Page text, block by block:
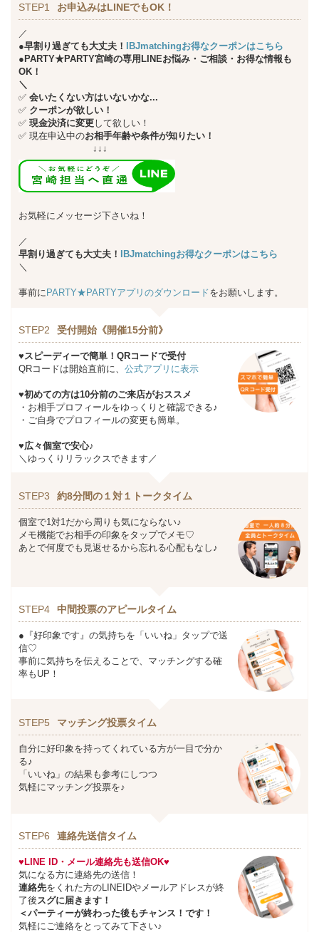
STEP1 お申込みはLINEでもOK！
／
●早割り過ぎても大丈夫！ IBJmatchingお得なクーポンはこちら
●PARTY★PARTY宮崎の専用LINEお悩み・ご相談・お得な情報も
OK！
＼
✅ 会いたくない方はいないかな...
✅ クーポンが欲しい！
✅ 現金決済に変更して欲しい！
✅ 現在申込中のお相手年齢や条件が知りたい！
↓↓↓
お気軽にメッセージ下さいね！
／
早割り過ぎても大丈夫！ IBJmatchingお得なクーポンはこちら
＼
事前に PARTY★PARTYアプリのダウンロードをお願いします。
STEP2 受付開始《開催15分前》
♥スピーディーで簡単！QRコードで受付
QRコードは開始直前に、 公式アプリに表示
♥初めての方は10分前のご来店がおススメ
・お相手プロフィールをゆっくりと確認できる♪
・ご自身でプロフィールの変更も簡単。
♥広々個室で安心♪
＼ゆっくりリラックスできます／
STEP3 約8分間の１対１トークタイム
個室で1対1だから周りも気にならない♪
メモ機能でお相手の印象をタップでメモ♡
あとで何度でも見返せるから忘れる心配もなし♪
STEP4 中間投票のアピールタイム
●『好印象です』の気持ちを「いいね」タップで送
信♡
事前に気持ちを伝えることで、マッチングする確
率もUP！
STEP5 マッチング投票タイム
自分に好印象を持ってくれている方が一目で分か
る♪
「いいね」の結果も参考にしつつ
気軽にマッチング投票を♪
STEP6 連絡先送信タイム
♥LINE ID・メール連絡先も送信OK♥
気になる方に連絡先の送信！
連絡先をくれた方のLINEIDやメールアドレスが終
了後 スグに届きます！
＜パーティーが終わった後もチャンス！です！
気軽にご連絡をとってみて下さい♪